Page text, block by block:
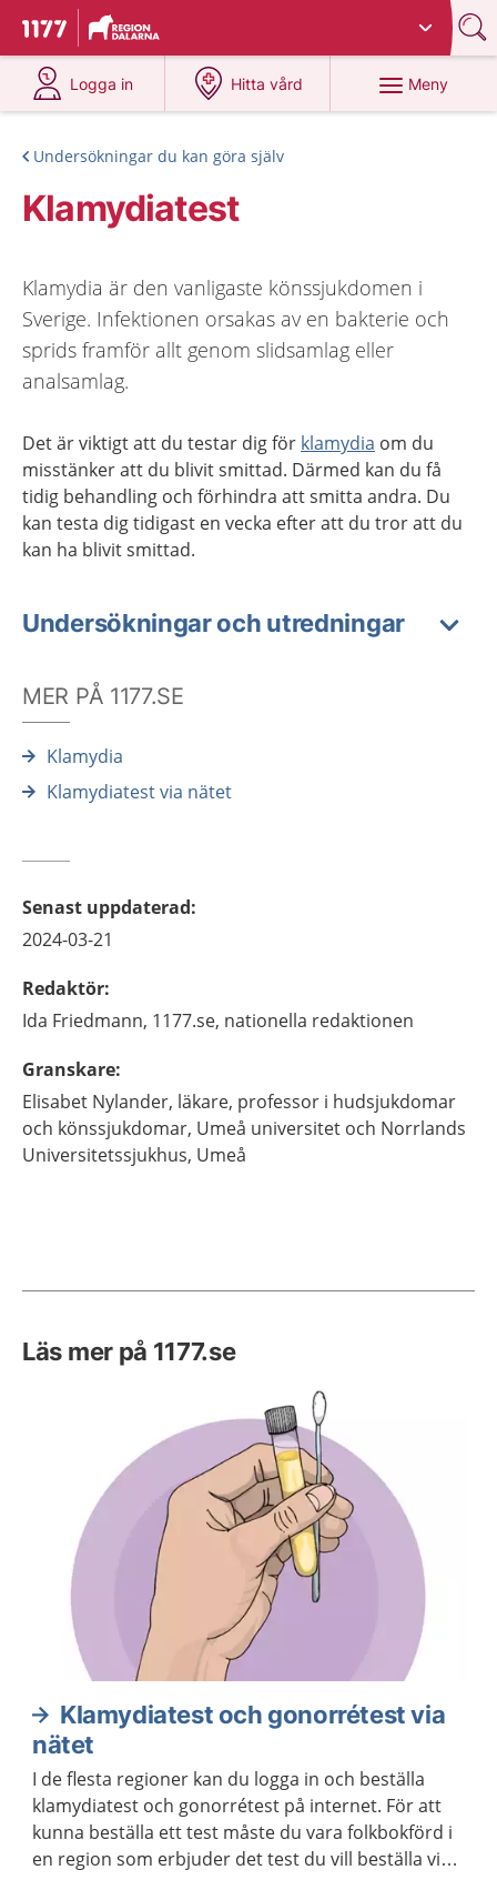
Till startsidan för 1177
Du har valt region
Logga in
på 1177.se
Hitta vård
på 1177.se
Meny
Undersökningar du kan göra själv
Klamydiatest
Klamydia är den vanligaste könssjukdomen i
Sverige. Infektionen orsakas av en bakterie och
sprids framför allt genom slidsamlag eller
analsamlag.
Det är viktigt att du testar dig för klamydia om du
misstänker att du blivit smittad. Därmed kan du få
tidig behandling och förhindra att smitta andra. Du
kan testa dig tidigast en vecka efter att du tror att du
kan ha blivit smittad.
Undersökningar och utredningar
MER PÅ 1177.SE
Klamydia
Klamydiatest via nätet
Senast uppdaterad:
2024-03-21
Redaktör:
Ida Friedmann, 1177.se, nationella redaktionen
Granskare:
Elisabet Nylander, läkare, professor i hudsjukdomar
och könssjukdomar, Umeå universitet och Norrlands
Universitetssjukhus, Umeå
Läs mer på 1177.se
Klamydiatest och gonorrétest via
nätet
I de flesta regioner kan du logga in och beställa
klamydiatest och gonorrétest på internet. För att
kunna beställa ett test måste du vara folkbokförd i
en region som erbjuder det test du vill beställa via